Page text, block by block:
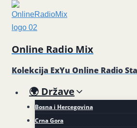
Skip
content
Online Radio Mix
Kolekcija ExYu Online Radio
🌍 Države
Bosna i Hercegovina
Crna Gora